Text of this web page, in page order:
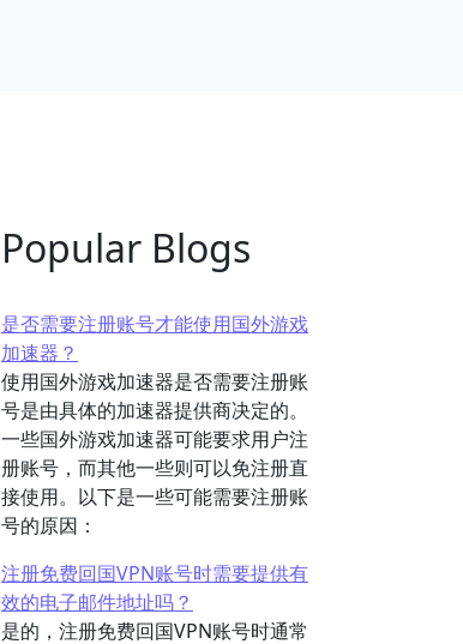
Popular Blogs
是否需要注册账号才能使用国外游戏
加速器？
使用国外游戏加速器是否需要注册账
号是由具体的加速器提供商决定的。
一些国外游戏加速器可能要求用户注
册账号，而其他一些则可以免注册直
接使用。以下是一些可能需要注册账
号的原因：
注册免费回国VPN账号时需要提供有
效的电子邮件地址吗？
是的，注册免费回国VPN账号时通常